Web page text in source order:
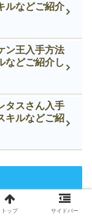
ルなどご紹介
ン王入手方法
などご紹介し
タスさん入手
キルなどご紹
に】ニュー妖
トップ サイドバー